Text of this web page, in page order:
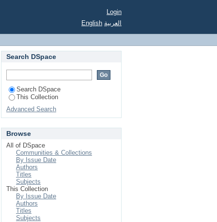
أخطاء يجب أن تصحح في
Login
English العربية
Search DSpace
Search DSpace
This Collection
Advanced Search
Browse
All of DSpace
Communities & Collections
By Issue Date
Authors
Titles
Subjects
This Collection
By Issue Date
Authors
Titles
Subjects